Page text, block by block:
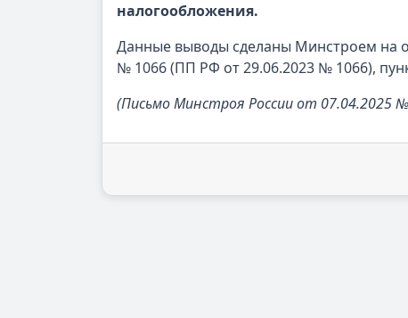
налогообложения.
Данные выводы сделаны Минстроем на
№ 1066 (ПП РФ от 29.06.2023 № 1066),
(Письмо Минстроя России от 07.04.2025